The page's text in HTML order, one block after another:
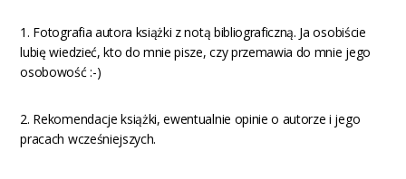
1. Fotografia autora książki z notą bibliograficzną. Ja osobiście
lubię wiedzieć, kto do mnie pisze, czy przemawia do mnie jego
osobowość :-)
2. Rekomendacje książki, ewentualnie opinie o autorze i jego
pracach wcześniejszych.